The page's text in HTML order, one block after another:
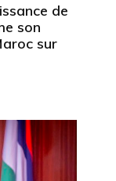
de
son
sur